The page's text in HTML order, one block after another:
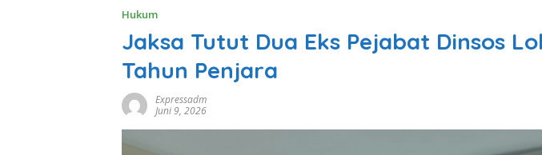
Hukum
Jaksa Tutut Dua Eks Pejabat Dinsos
Tahun Penjara
Expressadm
Juni 9, 2026